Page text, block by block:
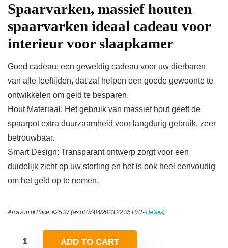
Spaarvarken, massief houten
spaarvarken ideaal cadeau voor
interieur voor slaapkamer
Goed cadeau: een geweldig cadeau voor uw dierbaren
van alle leeftijden, dat zal helpen een goede gewoonte te
ontwikkelen om geld te besparen.
Hout Materiaal: Het gebruik van massief hout geeft de
spaarpot extra duurzaamheid voor langdurig gebruik, zeer
betrouwbaar.
Smart Design: Transparant ontwerp zorgt voor een
duidelijk zicht op uw storting en het is ook heel eenvoudig
om het geld op te nemen.
Amazon.nl Price:€25.37(as of 07/04/2023 22:35 PST-Details)
ADD TO CART